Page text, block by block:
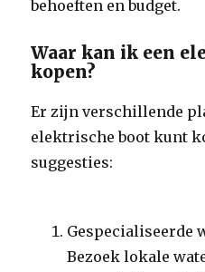
behoeften en budget.
Waar kan ik een
kopen?
Er zijn verschillende
elektrische boot kunt
suggesties:
Gespecialiseerde
Bezoek lokale